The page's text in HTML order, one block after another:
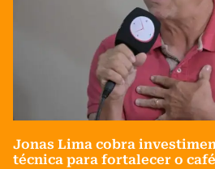
Jonas Lima cobra
técnica para fortalecer o